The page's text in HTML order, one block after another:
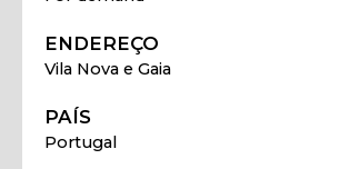
ENDEREÇO
Vila Nova e Gaia
PAÍS
Portugal